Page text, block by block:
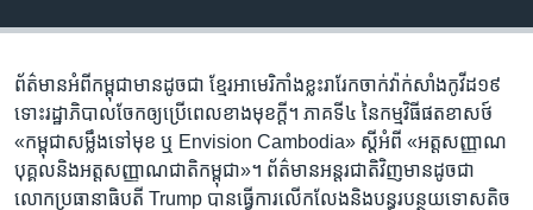
ទំព័រ​
ភាសា
ព័ត៌មាន​អំពី​កម្ពុជា​មាន​ដូចជា ខ្មែរ​អាមេរិកាំង​ខ្លះ​រារែក​ចាក់​វ៉ាក់សាំង​កូវីដ១៩
ទោះ​រដ្ឋាភិបាល​ចែក​ឲ្យ​ប្រើ​ពេល​ខាង​មុខ​ក្តី។ ភាគទី៤ នៃកម្មវិធីផតខាសថ៍
«កម្ពុជាសម្លឹងទៅមុខ ឬ Envision Cambodia» ស្តីអំពី «អត្តសញ្ញាណ​
បុគ្គល​និង​អត្តសញ្ញាណជាតិ​កម្ពុជា»។ ព័ត៌មាន​អន្តរជាតិ​វិញ​មាន​ដូចជា
លោក​ប្រធានាធិបតី Trump បាន​ធ្វើ​ការ​លើកលែង​និង​បន្ធូរ​បន្ថយ​ទោស​តិច​